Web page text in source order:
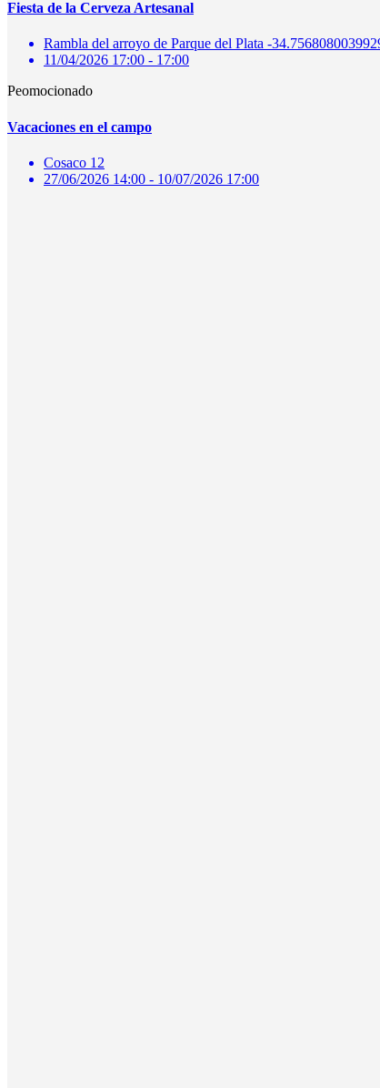
Fiesta de la Cerveza Artesanal
Rambla del arroyo de Parque del Plata -
11/04/2026 17:00 - 17:00
Peomocionado
Vacaciones en el campo
Cosaco 12
27/06/2026 14:00 - 10/07/2026 17:00